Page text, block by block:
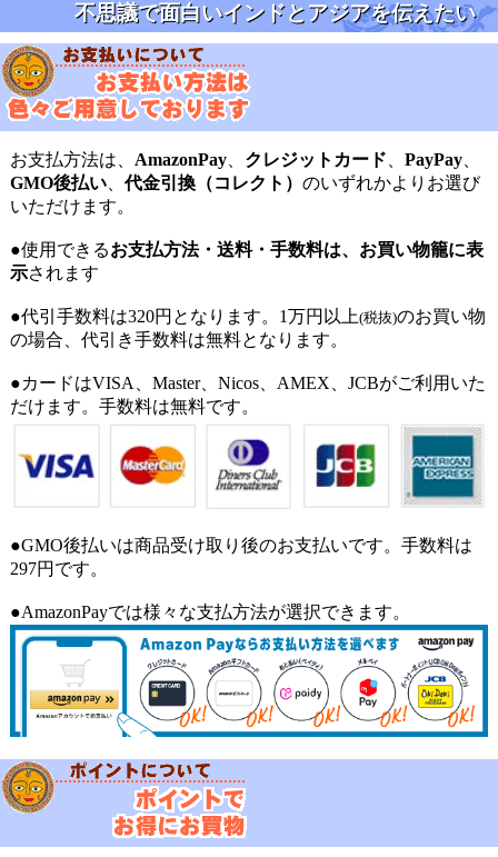
不思議で面白いインドとアジアを伝えたい
お支払方法は、 AmazonPay、 クレジットカード PayPay、
GMO後払い、代金引換（コレクト） のいずれかよりお選び
いただけます。
●使用できるお支払方法・送料・手数料は、お買い物籠に表
示されます
●代引手数料は320円となります。1万円以上(税抜)のお買い物
の場合、代引き手数料は無料となります。
●カードはVISA、Master、Nicos、AMEX、JCBがご利用いた
だけます。手数料は無料です。
●GMO後払いは商品受け取り後のお支払いです。手数料は
297円です。
●AmazonPayでは様々な支払方法が選択できます。